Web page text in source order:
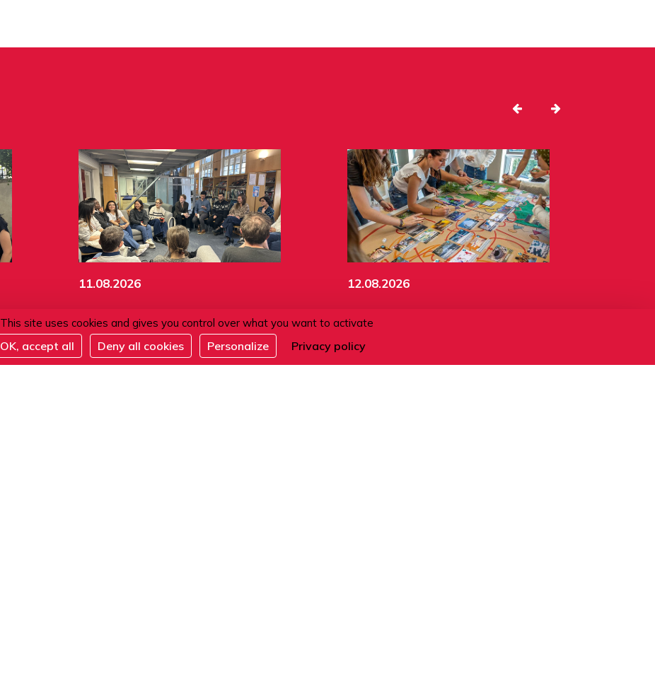
This site uses cookies and gives you control over what you want to activate
OK, accept all Deny all cookies Personalize Privacy policy
11.08.2026
Café conversation
12.08.2026
comprendre l'écologie